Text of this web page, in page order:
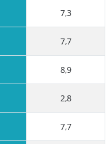
7,3
7,7
8,9
2,8
7,7